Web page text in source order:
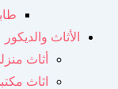
الأثاث والديكور
أثاث
اثاث